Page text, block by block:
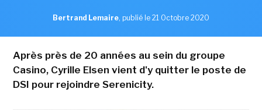
Bertrand Lemaire, publié le 21 Octobre 2020
Après près de 20 années au sein du groupe
Casino, Cyrille Elsen vient d'y quitter le poste de
DSI pour rejoindre Serenicity.